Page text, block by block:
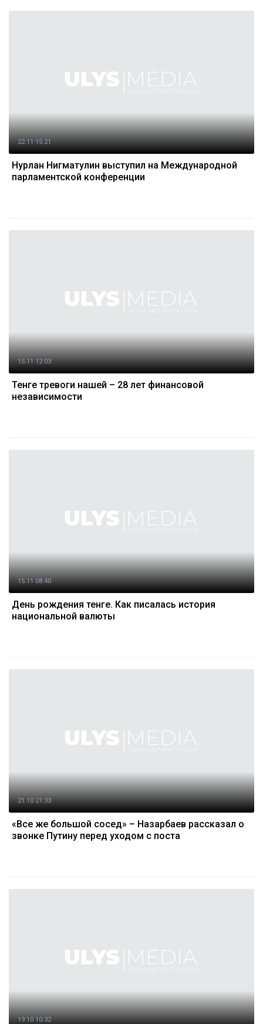
22.11 15:21
Нурлан Нигматулин выступил на Международной
парламентской конференции
15.11 12:03
Тенге тревоги нашей – 28 лет финансовой
независимости
15.11 08:40
День рождения тенге. Как писалась история
национальной валюты
21.10 21:33
«Все же большой сосед» – Назарбаев рассказал о
звонке Путину перед уходом с поста
19.10 10:32